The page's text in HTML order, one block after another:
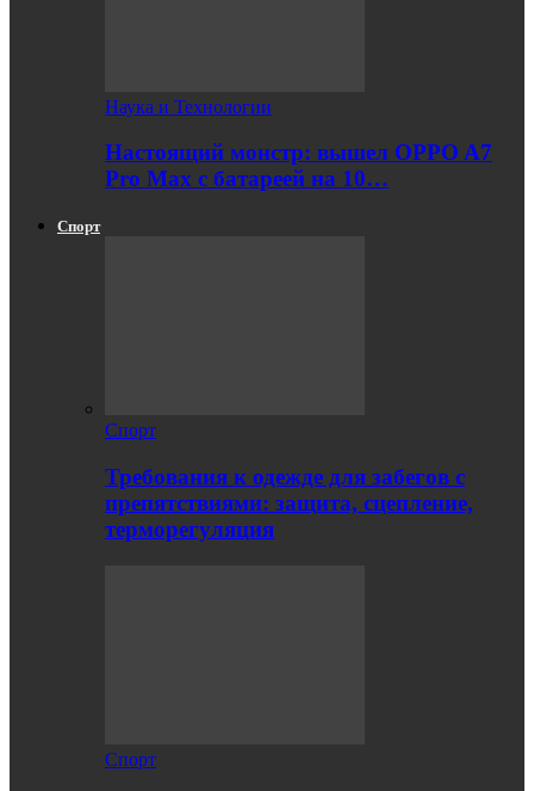
Наука и Технологии
Настоящий монстр: вышел OPPO A7
Pro Max с батареей на 10…
Спорт
Спорт
Требования к одежде для забегов с
препятствиями: защита, сцепление,
терморегуляция
Спорт